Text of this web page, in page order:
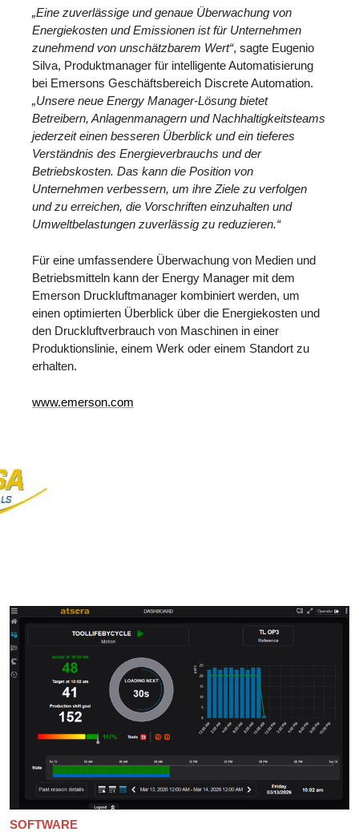
„Eine zuverlässige und genaue Überwachung von
Energiekosten und Emissionen ist für Unternehmen
zunehmend von unschätzbarem Wert“, sagte Eugenio
Silva, Produktmanager für intelligente Automatisierung
bei Emersons Geschäftsbereich Discrete Automation.
„Unsere neue Energy Manager-Lösung bietet
Betreibern, Anlagenmanagern und Nachhaltigkeitsteams
jederzeit einen besseren Überblick und ein tieferes
Verständnis des Energieverbrauchs und der
Betriebskosten. Das kann die Position von
Unternehmen verbessern, um ihre Ziele zu verfolgen
und zu erreichen, die Vorschriften einzuhalten und
Umweltbelastungen zuverlässig zu reduzieren.“
Für eine umfassendere Überwachung von Medien und
Betriebsmitteln kann der Energy Manager mit dem
Emerson Druckluftmanager kombiniert werden, um
einen optimierten Überblick über die Energiekosten und
den Druckluftverbrauch von Maschinen in einer
Produktionslinie, einem Werk oder einem Standort zu
erhalten.
www.emerson.com
SOFTWARE